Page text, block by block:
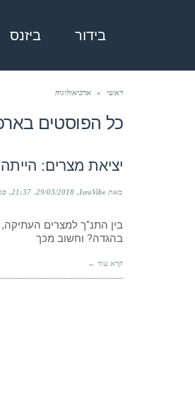
בידור ביזנס
ראשי » ארכיאולוגיה
כל הפוסטים ב
יציאת מצרים:
מאת IsraVibe 29/03/2018
21:37
בין התנ"ך למצרים
בהגדה? וחשוב מכך
קרא עוד ←